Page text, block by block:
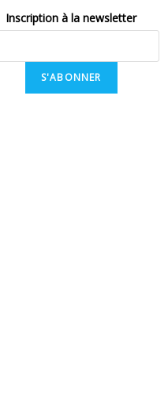
Inscription à la newsletter
S'ABONNER